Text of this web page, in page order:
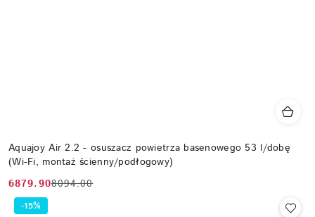
Aquajoy Air 2.2 - osuszacz powietrza basenowego 53 l/dobę
(Wi-Fi, montaż ścienny/podłogowy)
Cena
promocyjna:
6879.90
Cena
przed
8094.00
-15%